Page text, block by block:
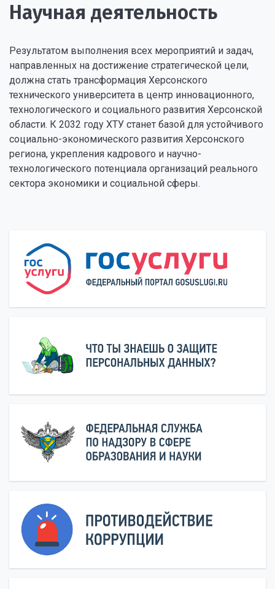
Научная деятельность
Результатом выполнения всех мероприятий и задач,
направленных на достижение стратегической цели,
должна стать трансформация Херсонского
технического университета в центр инновационного,
технологического и социального развития Херсонской
области. К 2032 году ХТУ станет базой для устойчивого
социально-экономического развития Херсонского
региона, укрепления кадрового и научно-
технологического потенциала организаций реального
сектора экономики и социальной сферы.